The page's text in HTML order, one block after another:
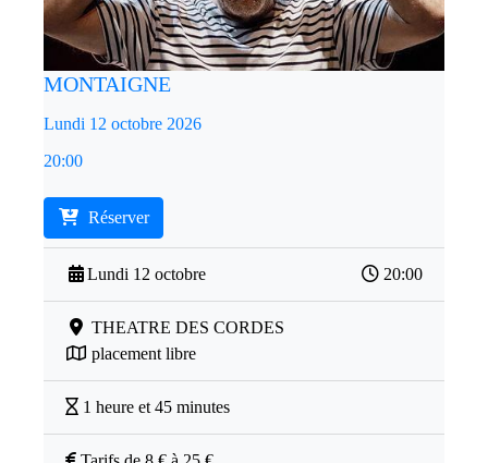
MONTAIGNE
Lundi 12 octobre 2026
20:00
Réserver
Lundi 12 octobre 20:00
THEATRE DES CORDES
placement libre
1 heure et 45 minutes